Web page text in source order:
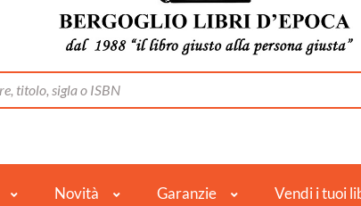
Novità Garanzie Vendi i tuoi